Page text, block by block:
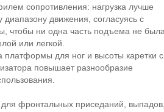
сопротивления: нагрузка лучше
движения, согласуясь с
чтобы ни одна часть подъема не
или легкой.
платформы для ног и высоты каретки с
повышает разнообразие
фронтальных приседаний,